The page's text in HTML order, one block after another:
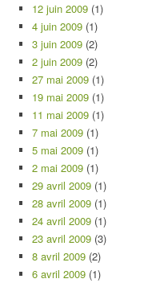
12 juin 2009 (1)
4 juin 2009 (1)
3 juin 2009 (2)
2 juin 2009 (2)
27 mai 2009 (1)
19 mai 2009 (1)
11 mai 2009 (1)
7 mai 2009 (1)
5 mai 2009 (1)
2 mai 2009 (1)
29 avril 2009 (1)
28 avril 2009 (1)
24 avril 2009 (1)
23 avril 2009 (3)
8 avril 2009 (2)
6 avril 2009 (1)